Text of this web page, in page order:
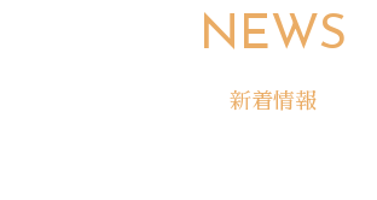
NEWS
新着情報